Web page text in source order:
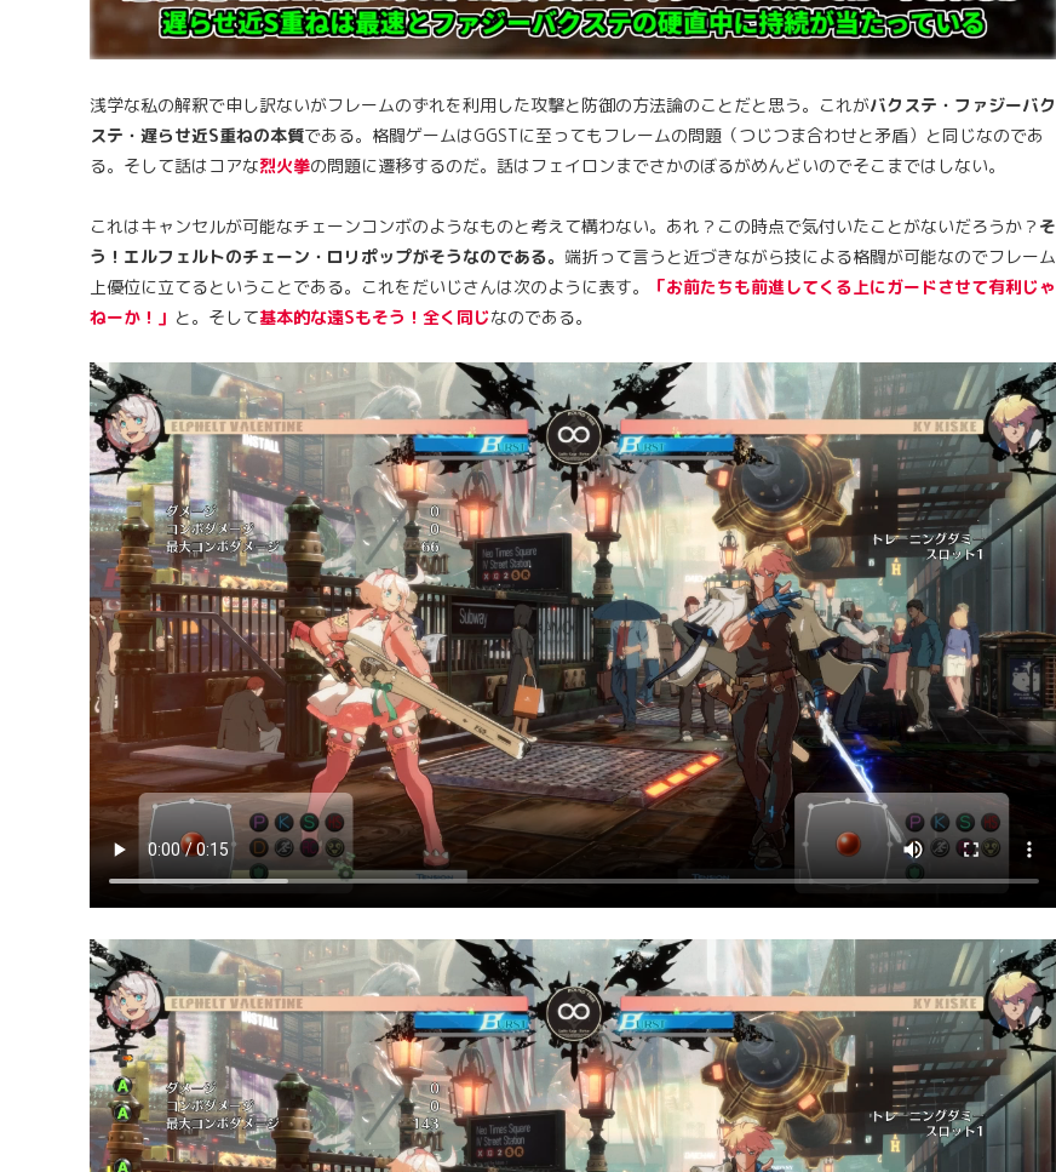
浅学な私の解釈で申し訳ないがフレームのずれを利用した攻撃と防御の方法論のことだと思う。これがバクステ・ファジーバク
ステ・遅らせ近S重ねの本質である。格闘ゲームはGGSTに至ってもフレームの問題（つじつま合わせと矛盾）と同じなのであ
る。そして話はコアな烈火拳の問題に遷移するのだ。話はフェイロンまでさかのぼるがめんどいのでそこまではしない。
これはキャンセルが可能なチェーンコンボのようなものと考えて構わない。あれ？この時点で気付いたことがないだろうか？ そ
う！エルフェルトのチェーン・ロリポップがそうなのである。 端折って言うと近づきながら技による格闘が可能なのでフレーム
上優位に立てるということである。これをだいじさんは次のように表す。
「お前たちも前進してくる上にガードさせて有利じゃ
ねーか！」 と。そして基本的な遠Sもそう！全く同じなのである。